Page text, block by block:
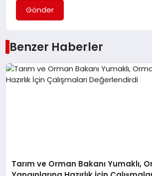
Gönder
Benzer Haberler
Tarım ve Orman Bakanı Yumaklı,